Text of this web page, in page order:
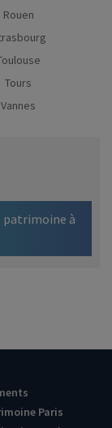
Rouen
Tours
Vannes
patrimoine à
Paris